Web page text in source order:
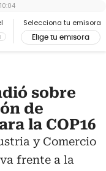
Selecciona tu emisora
Elige tu emisora
10:04
sobre
de
la COP16
y Comercio
frente a la